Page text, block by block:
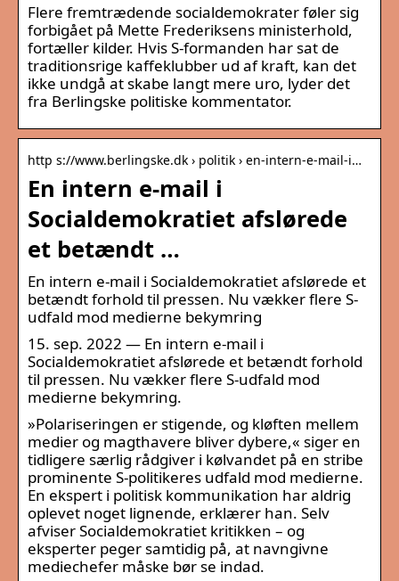
Flere fremtrædende socialdemokrater føler sig
forbigået på Mette Frederiksens ministerhold,
fortæller kilder. Hvis S-formanden har sat de
traditionsrige kaffeklubber ud af kraft, kan det
ikke undgå at skabe langt mere uro, lyder det
fra Berlingske politiske kommentator.
http s://www.berlingske.dk › politik › en-intern-e-mail-i…
En intern e-mail i
Socialdemokratiet afslørede
et betændt …
En intern e-mail i Socialdemokratiet afslørede et
betændt forhold til pressen. Nu vækker flere S-
udfald mod medierne bekymring
15. sep. 2022 — En intern e-mail i
Socialdemokratiet afslørede et betændt forhold
til pressen. Nu vækker flere S-udfald mod
medierne bekymring.
»Polariseringen er stigende, og kløften mellem
medier og magthavere bliver dybere,« siger en
tidligere særlig rådgiver i kølvandet på en stribe
prominente S-politikeres udfald mod medierne.
En ekspert i politisk kommunikation har aldrig
oplevet noget lignende, erklærer han. Selv
afviser Socialdemokratiet kritikken – og
eksperter peger samtidig på, at navngivne
mediechefer måske bør se indad.